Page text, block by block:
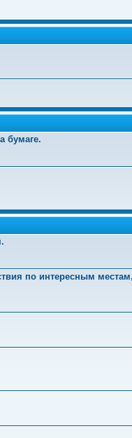
бумаге.
по интересным